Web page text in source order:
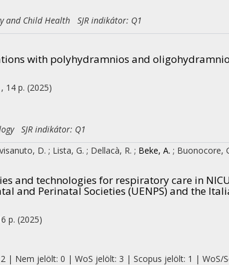
and Child Health SJR indikátor: Q1
with polyhydramnios and
14 p. (2025)
SJR indikátor: Q1
D. ; Lista, G. ; Dellacà, R. ; Beke, A. ; Buonocore,
and technologies for respiratory care in
and Perinatal Societies (UENPS) and the
p. (2025)
| Nem jelölt: 0 | WoS jelölt: 3 | Scopus jelölt: 1 | WoS/